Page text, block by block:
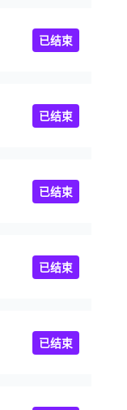
已结束
已结束
已结束
已结束
已结束